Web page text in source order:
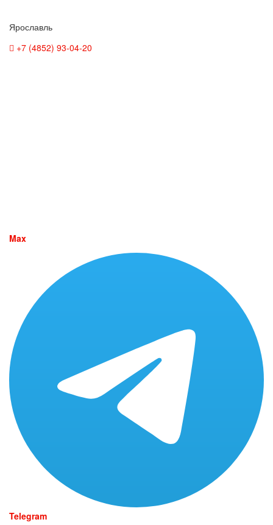
Ярославль
+7 (4852) 93-04-20
Max
Telegram